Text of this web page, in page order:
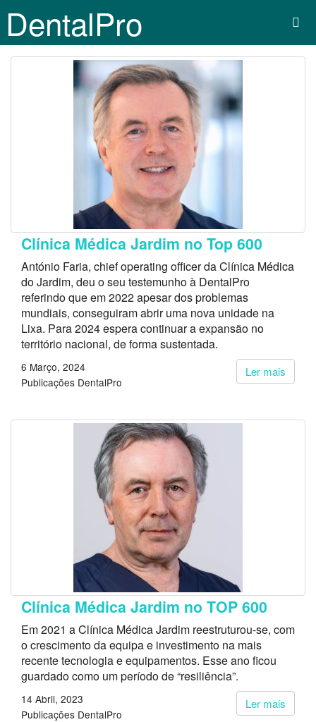
DentalPro
Clínica Médica Jardim no Top 600
António Faria, chief operating officer da Clínica Médica
do Jardim, deu o seu testemunho à DentalPro
referindo que em 2022 apesar dos problemas
mundiais, conseguiram abrir uma nova unidade na
Lixa. Para 2024 espera continuar a expansão no
território nacional, de forma sustentada.
Ler mais
6 Março, 2024
Publicações DentalPro
Clínica Médica Jardim no TOP 600
Em 2021 a Clínica Médica Jardim reestruturou-se, com
o crescimento da equipa e investimento na mais
recente tecnologia e equipamentos. Esse ano ficou
guardado como um período de “resiliência”.
Ler mais
14 Abril, 2023
Publicações DentalPro